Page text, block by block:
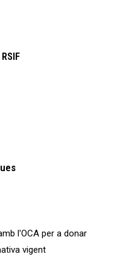
l'OCA per a donar
vigent